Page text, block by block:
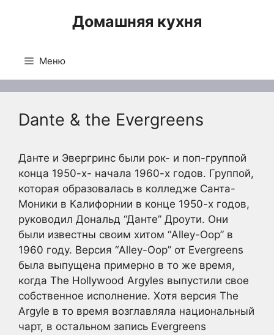
Домашняя кухня
Меню
Dante & the Evergreens
Данте и Эвергринс были рок- и поп-группой
конца 1950-х- начала 1960-х годов. Группой,
которая образовалась в колледже Санта-
Моники в Калифорнии в конце 1950-х годов,
руководил Дональд “Данте” Дроути. Они
были известны своим хитом “Alley-Oop” в
1960 году. Версия “Alley-Oop” от Evergreens
была выпущена примерно в то же время,
когда The Hollywood Argyles выпустили свое
собственное исполнение. Хотя версия The
Argyle в то время возглавляла национальный
чарт, в остальном запись Evergreens